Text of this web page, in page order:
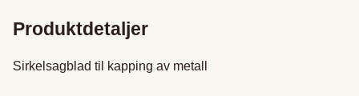
Produktdetaljer
Sirkelsagblad til kapping av metall